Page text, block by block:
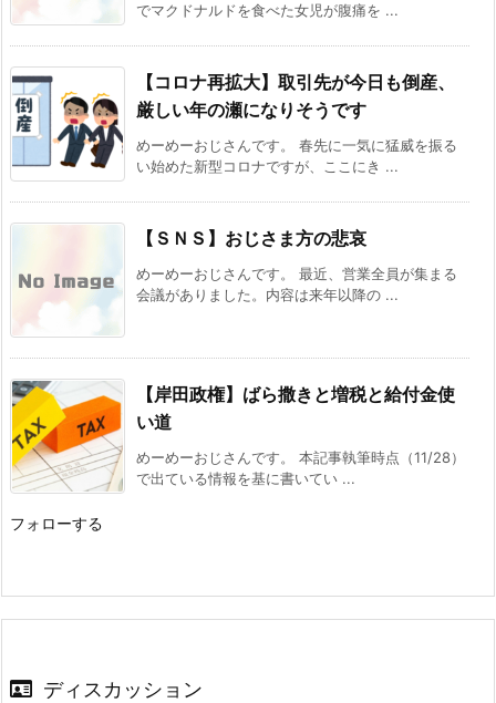
でマクドナルドを食べた女児が腹痛を ...
【コロナ再拡大】取引先が今日も倒産、
厳しい年の瀬になりそうです
めーめーおじさんです。 春先に一気に猛威を振る
い始めた新型コロナですが、ここにき ...
【ＳＮＳ】おじさま方の悲哀
めーめーおじさんです。 最近、営業全員が集まる
会議がありました。内容は来年以降の ...
【岸田政権】ばら撒きと増税と給付金使
い道
めーめーおじさんです。 本記事執筆時点（11/28）
で出ている情報を基に書いてい ...
フォローする
ディスカッション